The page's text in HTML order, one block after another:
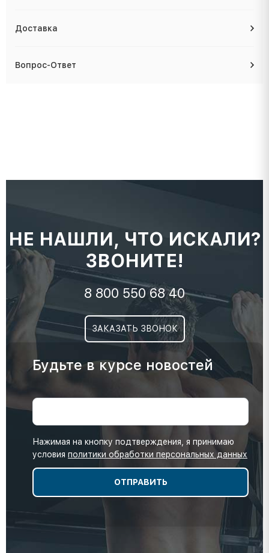
Доставка
Вопрос-Ответ
НЕ НАШЛИ, ЧТО ИСКАЛИ?
ЗВОНИТЕ!
8 800 550 68 40
ЗАКАЗАТЬ ЗВОНОК
Будьте в курсе новостей
Нажимая на кнопку подтверждения, я принимаю
условия политики обработки персональных данных